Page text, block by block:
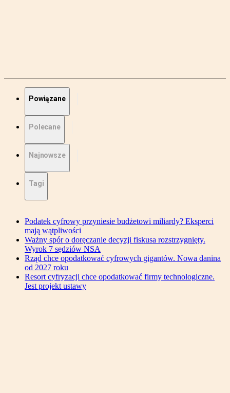
Powiązane
Polecane
Najnowsze
Tagi
Podatek cyfrowy przyniesie budżetowi miliardy? Eksperci
mają wątpliwości
Ważny spór o doręczanie decyzji fiskusa rozstrzygnięty.
Wyrok 7 sędziów NSA
Rząd chce opodatkować cyfrowych gigantów. Nowa danina
od 2027 roku
Resort cyfryzacji chce opodatkować firmy technologiczne.
Jest projekt ustawy